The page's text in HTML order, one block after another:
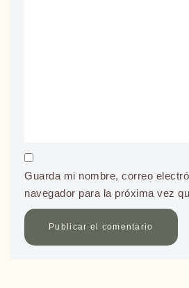
Guarda mi nombre, correo
navegador para la próxima vez